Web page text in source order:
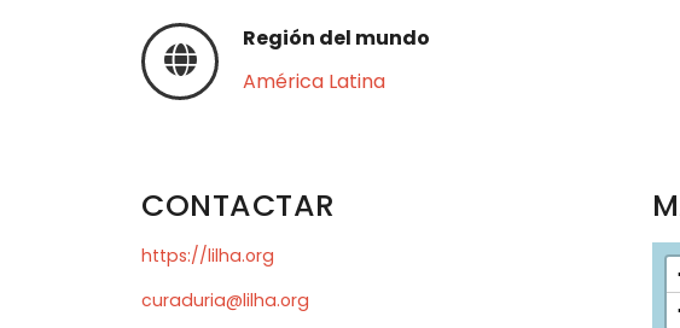
Región del mundo
América Latina
CONTACTAR
https://lilha.org
curaduria@lilha.org